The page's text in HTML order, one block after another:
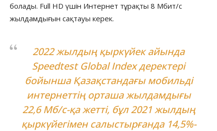
болады. Full HD үшін Интернет тұрақты 8 Мбит/с
жылдамдығын сақтауы керек.
2022 жылдың қыркүйек айында
Speedtest Global Indexдеректері
бойынша Қазақстандағы мобильді
интернеттің орташа жылдамдығы
22,6 Мб/с-қа жетті, бұл 2021 жылдың
қыркүйегімен салыстырғанда 14,5%-